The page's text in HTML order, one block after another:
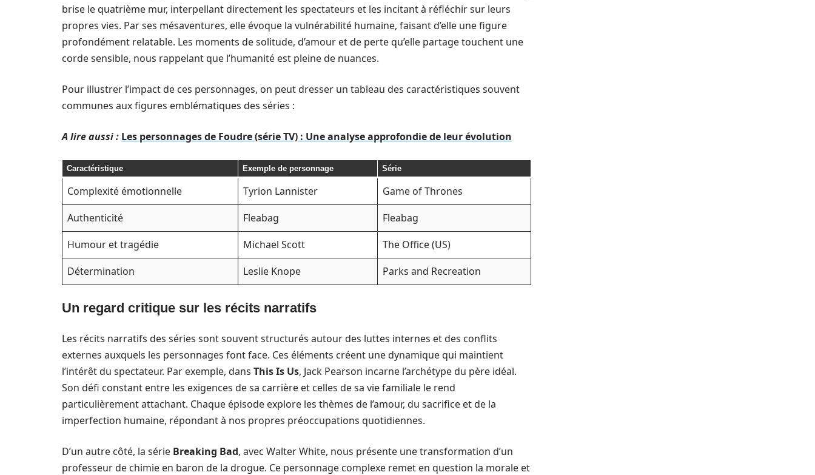
brise le quatrième mur, interpellant directement les spectateurs et les incitant à réfléchir sur leurs
propres vies. Par ses mésaventures, elle évoque la vulnérabilité humaine, faisant d’elle une figure
profondément relatable. Les moments de solitude, d’amour et de perte qu’elle partage touchent une
corde sensible, nous rappelant que l’humanité est pleine de nuances.
Pour illustrer l’impact de ces personnages, on peut dresser un tableau des caractéristiques souvent
communes aux figures emblématiques des séries :
A lire aussi : Les personnages de Foudre (série TV) : Une analyse approfondie de leur évolution
Caractéristique Exemple de personnage Série
Complexité émotionnelle Tyrion Lannister
Game of Thrones
Authenticité
Fleabag
Fleabag
Humour et tragédie
Michael Scott
The Office (US)
Détermination
Leslie Knope Parks and Recreation
Un regard critique sur les récits narratifs
Les récits narratifs des séries sont souvent structurés autour des luttes internes et des conflits
externes auxquels les personnages font face. Ces éléments créent une dynamique qui maintient
l’intérêt du spectateur. Par exemple, dans This Is Us, Jack Pearson incarne l’archétype du père idéal.
Son défi constant entre les exigences de sa carrière et celles de sa vie familiale le rend
particulièrement attachant. Chaque épisode explore les thèmes de l’amour, du sacrifice et de la
imperfection humaine, répondant à nos propres préoccupations quotidiennes.
D’un autre côté, la série Breaking Bad, avec Walter White, nous présente une transformation d’un
professeur de chimie en baron de la drogue. Ce personnage complexe remet en question la morale et